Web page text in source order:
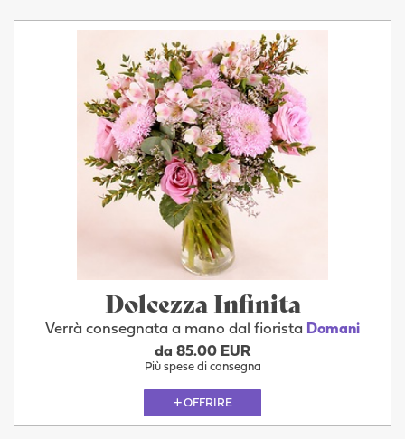
Dolcezza Infinita
Verrà consegnata a mano dal fiorista Domani
da 85.00 EUR
Più spese di consegna
OFFRIRE